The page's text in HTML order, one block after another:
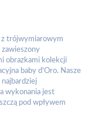
z trójwymiarowym
zawieszony
obrazkami kolekcji
baby d'Oro. Nasze
wykonania jest
pod wpływem